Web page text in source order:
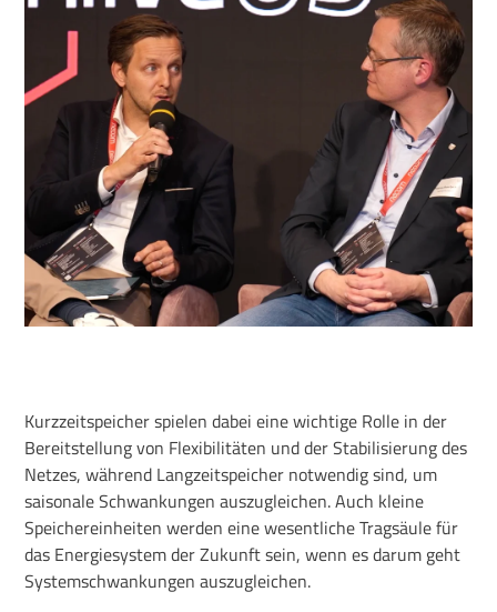
Kurzzeitspeicher spielen dabei eine wichtige Rolle in der
Bereitstellung von Flexibilitäten und der Stabilisierung des
Netzes, während Langzeitspeicher notwendig sind, um
saisonale Schwankungen auszugleichen. Auch kleine
Speichereinheiten werden eine wesentliche Tragsäule für
das Energiesystem der Zukunft sein, wenn es darum geht
Systemschwankungen auszugleichen.